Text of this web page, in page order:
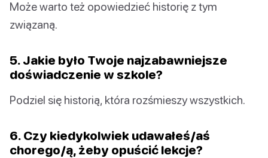
Może warto też opowiedzieć historię z tym
związaną.
5. Jakie było Twoje najzabawniejsze
doświadczenie w szkole?
Podziel się historią, która rozśmieszy wszystkich.
6. Czy kiedykolwiek udawałeś/aś
chorego/ą, żeby opuścić lekcje?